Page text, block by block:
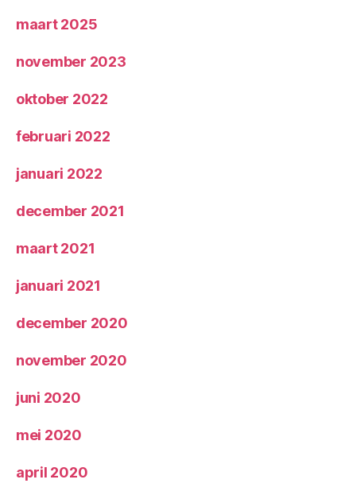
maart 2025
november 2023
oktober 2022
februari 2022
januari 2022
december 2021
maart 2021
januari 2021
december 2020
november 2020
juni 2020
mei 2020
april 2020